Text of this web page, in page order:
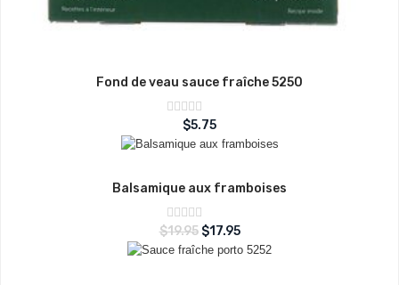
Fond de veau sauce fraîche 5250
Note
sur
5
$5.75
Balsamique aux framboises
Note
5
$19.95 $17.95